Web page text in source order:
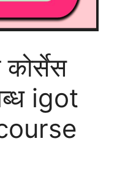
कोर्सेस
igot